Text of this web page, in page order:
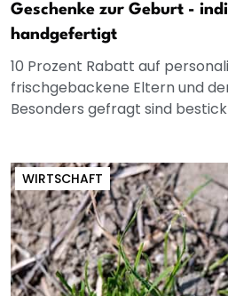
Geschenke zur Geburt -
handgefertigt
10 Prozent Rabatt auf
frischgebackene Eltern und
Besonders gefragt sind
WIRTSCHAFT